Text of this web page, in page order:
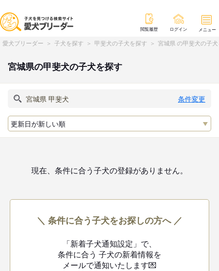
閲覧履歴 ログイン メニュー
愛犬ブリーダー 子犬を探す 甲斐犬の子犬を探す 宮城県 の甲斐犬の子
宮城県の甲斐犬の子犬を探す
条件変更
現在、条件に合う子犬の登録がありません。
＼ 条件に合う子犬をお探しの方へ ／
「新着子犬通知設定」で、
条件に合う 子犬の新着情報を
メールで通知いたします💌